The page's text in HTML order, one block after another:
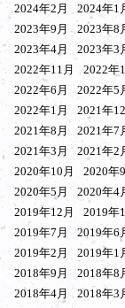
2024年2月
2024年1
2023年9月
2023年8
2023年4月
2023年3
2022年11月
2022年
2022年6月
2022年5
2022年1月
2021年
2021年8月
2021年7
2021年3月
2021年2
2020年10月
2020年
2020年5月
2020年4
2019年12月
2019年
2019年7月
2019年6
2019年2月
2019年1
2018年9月
2018年8
2018年4月
2018年3